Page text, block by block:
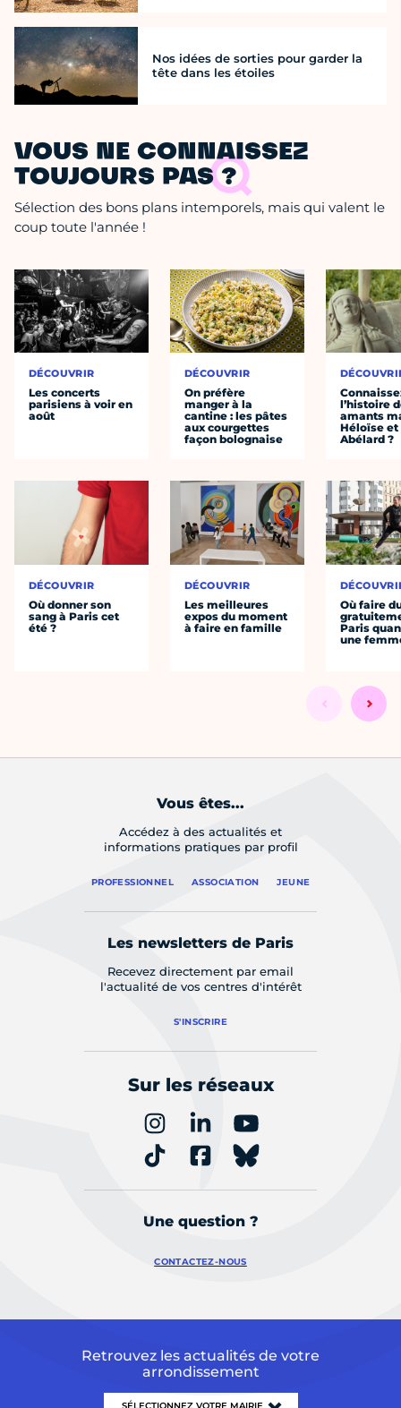
Nos idées de sorties pour garder la
tête dans les étoiles
VOUS NE CONNAISSEZ
TOUJOURS PAS ?
Sélection des bons plans intemporels, mais qui valent le
coup toute l'année !
DÉCOUVRIR
Les concerts
parisiens à voir en
août
DÉCOUVRIR
Où donner son
sang à Paris cet
été ?
DÉCOUVRIR
On préfère
manger à la
cantine : les pâtes
aux courgettes
façon bolognaise
DÉCOUVRIR
Les meilleures
expos du moment
à faire en famille
l’histoire
amants
Héloïse et
Abélard ?
Où faire
Paris
une
Vous êtes...
Accédez à des actualités et
informations pratiques par profil
PROFESSIONNEL ASSOCIATION JEUNE
Les newsletters de Paris
Recevez directement par email
l'actualité de vos centres d'intérêt
S'INSCRIRE
Sur les réseaux
Une question ?
CONTACTEZ-NOUS
Retrouvez les actualités de votre
arrondissement